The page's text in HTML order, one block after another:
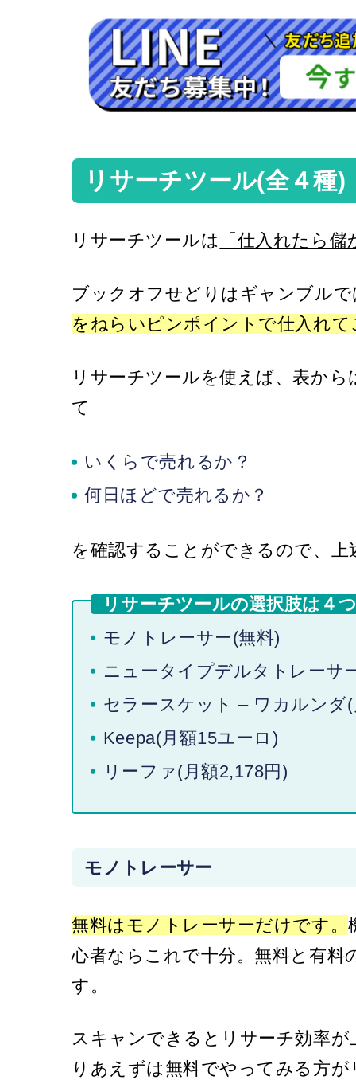
リサーチツール(全４種)
リサーチツールは 「仕入れたら
ブックオフせどりはギャンブル
をねらいピンポイントで仕入れ
リサーチツールを使えば、表か
て
いくらで売れるか？
何日ほどで売れるか？
を確認することができるので、
リサーチツールの選択肢は４つ
モノトレーサー(無料)
ニュータイプデルタトレーサ
セラースケット – ワカルンダ
Keepa(月額15ユーロ)
リーファ(月額2,178円)
モノトレーサー
無料はモノトレーサーだけです。
心者ならこれで十分。無料と有
す。
スキャンできるとリサーチ効率
りあえずは無料でやってみる方